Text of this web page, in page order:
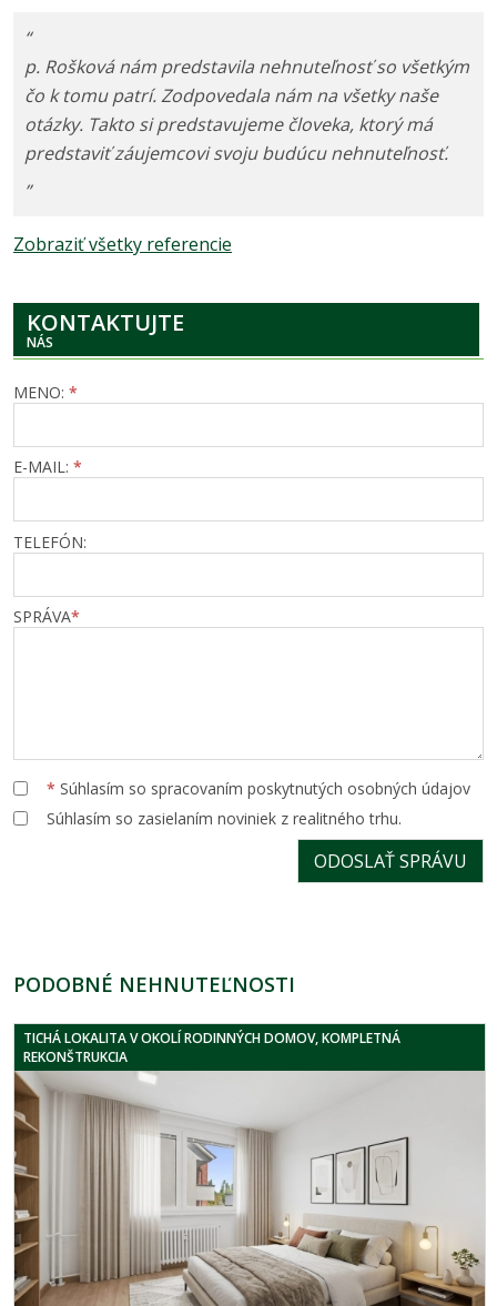
“
p. Rošková nám predstavila nehnuteľnosť so všetkým
čo k tomu patrí. Zodpovedala nám na všetky naše
otázky. Takto si predstavujeme človeka, ktorý má
predstaviť záujemcovi svoju budúcu nehnuteľnosť.
”
Zobraziť všetky referencie
KONTAKTUJTE
NÁS
MENO: *
E-MAIL: *
TELEFÓN:
SPRÁVA*
* Súhlasím so spracovaním poskytnutých osobných údajov
Súhlasím so zasielaním noviniek z realitného trhu.
PODOBNÉ NEHNUTEĽNOSTI
TICHÁ LOKALITA V OKOLÍ RODINNÝCH DOMOV, KOMPLETNÁ
REKONŠTRUKCIA